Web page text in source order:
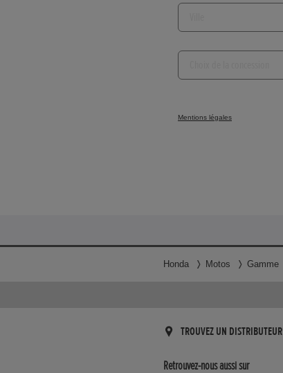
Ville...
Choix
la
Mentions légales
Honda Motos Gamme
TROUVEZ UN DISTRIBUTEUR
Retrouvez-nous aussi sur